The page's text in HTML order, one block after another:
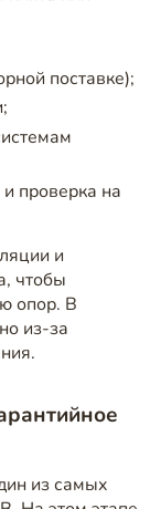
поставке);
проверка на
и
чтобы
опор. В
из-за
из самых